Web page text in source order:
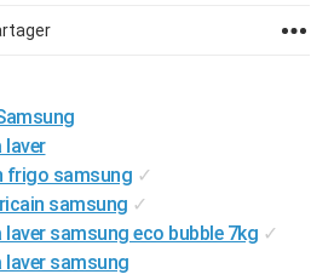
laver
frigo samsung ✓
samsung ✓
samsung eco bubble 7kg ✓
laver samsung